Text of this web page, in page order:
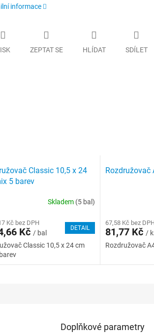
informace
ZEPTAT SE HLÍDAT SDÍLET
Classic 10,5 x 24
5 barev
Skladem (5 bal)
Kč bez DPH
Kč / bal
DETAIL
Classic 10,5 x 24 cm
Rozdružovač
67,58 Kč bez
81,77 Kč /
Rozdružovač
Doplňkové parametry